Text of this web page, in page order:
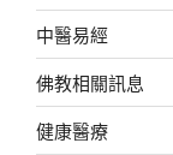
中醫易經
佛教相關訊息
健康醫療